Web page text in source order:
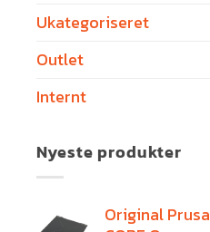
Ukategoriseret
Outlet
Internt
Nyeste produkter
Original Prusa